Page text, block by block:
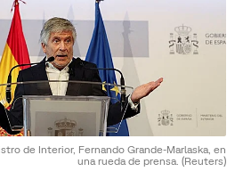
de Interior, Fernando Grande-Marlaska, en
una rueda de prensa. (Reuters)